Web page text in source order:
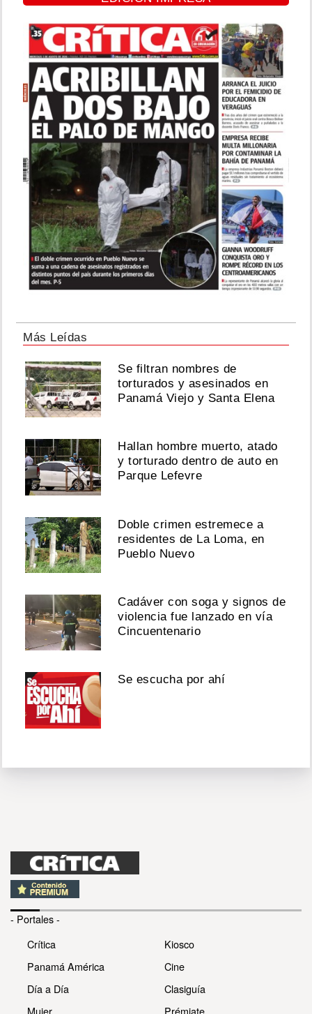
Más Leídas
Se filtran nombres de
torturados y asesinados en
Panamá Viejo y Santa Elena
Hallan hombre muerto, atado
y torturado dentro de auto en
Parque Lefevre
Doble crimen estremece a
residentes de La Loma, en
Pueblo Nuevo
Cadáver con soga y signos de
violencia fue lanzado en vía
Cincuentenario
Se escucha por ahí
- Portales -
Crítica
Panamá América
Día a Día
Mujer
Kiosco
Cine
Clasiguía
Prémiate